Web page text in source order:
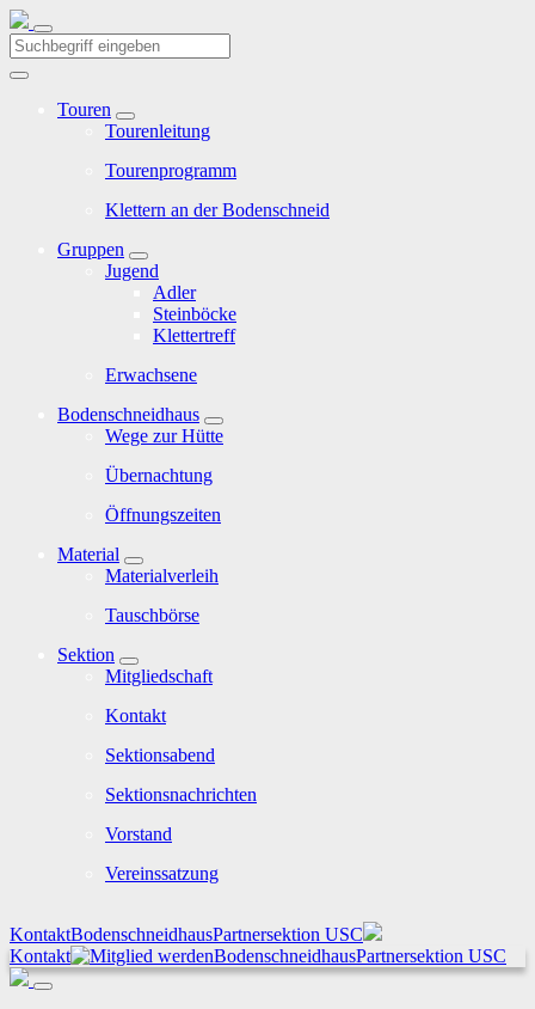
Touren
Tourenleitung
Tourenprogramm
Klettern an der Bodenschneid
Gruppen
Jugend
Adler
Steinböcke
Klettertreff
Erwachsene
Bodenschneidhaus
Wege zur Hütte
Übernachtung
Öffnungszeiten
Material
Materialverleih
Tauschbörse
Sektion
Mitgliedschaft
Kontakt
Sektionsabend
Sektionsnachrichten
Vorstand
Vereinssatzung
KontaktBodenschneidhausPartnersektion USC
Kontakt
BodenschneidhausPartnersektion USC